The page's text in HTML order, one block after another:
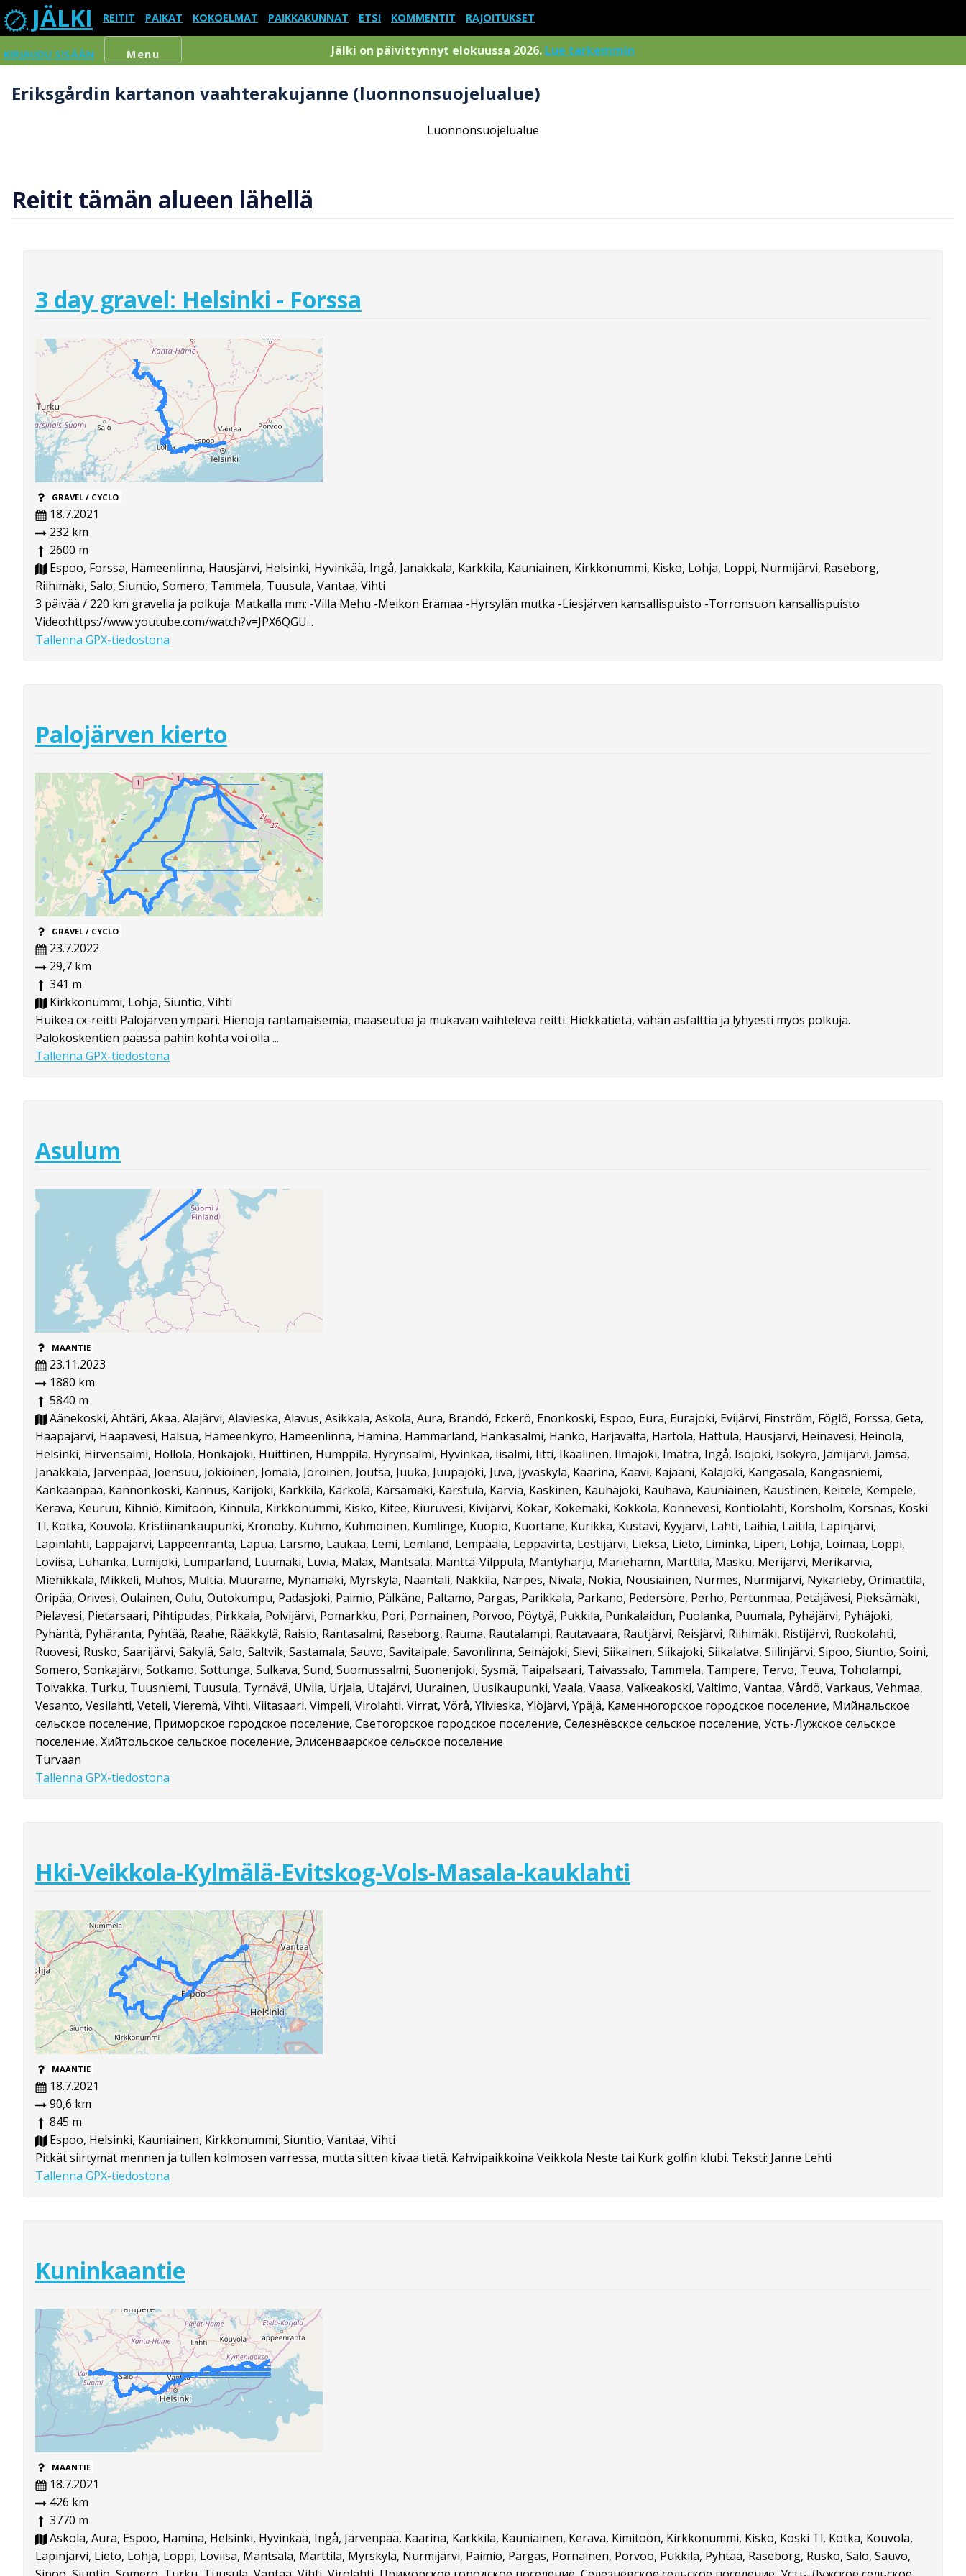
JÄLKI REITIT PAIKAT KOKOELMAT PAIKKAKUNNAT ETSI KOMMENTIT RAJOITUKSET
KIRJAUDU SISÄÄN Menu Jälki on päivittynnyt elokuussa 2026. Lue tarkemmin
Eriksgårdin kartanon vaahterakujanne (luonnonsuojelualue)
Luonnonsuojelualue
Reitit tämän alueen lähellä
3 day gravel: Helsinki - Forssa
GRAVEL / CYCLO
18.7.2021
232 km
2600 m
Espoo, Forssa, Hämeenlinna, Hausjärvi, Helsinki, Hyvinkää, Ingå, Janakkala, Karkkila, Kauniainen, Kirkkonummi, Kisko, Lohja, Loppi, Nurmijärvi, Raseborg,
Riihimäki, Salo, Siuntio, Somero, Tammela, Tuusula, Vantaa, Vihti
3 päivää / 220 km gravelia ja polkuja. Matkalla mm: -Villa Mehu -Meikon Erämaa -Hyrsylän mutka -Liesjärven kansallispuisto -Torronsuon kansallispuisto
Video:https://www.youtube.com/watch?v=JPX6QGU...
Tallenna GPX-tiedostona
Palojärven kierto
GRAVEL / CYCLO
23.7.2022
29,7 km
341 m
Kirkkonummi, Lohja, Siuntio, Vihti
Huikea cx-reitti Palojärven ympäri. Hienoja rantamaisemia, maaseutua ja mukavan vaihteleva reitti. Hiekkatietä, vähän asfalttia ja lyhyesti myös polkuja.
Palokoskentien päässä pahin kohta voi olla ...
Tallenna GPX-tiedostona
Asulum
MAANTIE
23.11.2023
1880 km
5840 m
Äänekoski, Ähtäri, Akaa, Alajärvi, Alavieska, Alavus, Asikkala, Askola, Aura, Brändö, Eckerö, Enonkoski, Espoo, Eura, Eurajoki, Evijärvi, Finström, Föglö, Forssa, Geta,
Haapajärvi, Haapavesi, Halsua, Hämeenkyrö, Hämeenlinna, Hamina, Hammarland, Hankasalmi, Hanko, Harjavalta, Hartola, Hattula, Hausjärvi, Heinävesi, Heinola,
Helsinki, Hirvensalmi, Hollola, Honkajoki, Huittinen, Humppila, Hyrynsalmi, Hyvinkää, Iisalmi, Iitti, Ikaalinen, Ilmajoki, Imatra, Ingå, Isojoki, Isokyrö, Jämijärvi, Jämsä,
Janakkala, Järvenpää, Joensuu, Jokioinen, Jomala, Joroinen, Joutsa, Juuka, Juupajoki, Juva, Jyväskylä, Kaarina, Kaavi, Kajaani, Kalajoki, Kangasala, Kangasniemi,
Kankaanpää, Kannonkoski, Kannus, Karijoki, Karkkila, Kärkölä, Kärsämäki, Karstula, Karvia, Kaskinen, Kauhajoki, Kauhava, Kauniainen, Kaustinen, Keitele, Kempele,
Kerava, Keuruu, Kihniö, Kimitoön, Kinnula, Kirkkonummi, Kisko, Kitee, Kiuruvesi, Kivijärvi, Kökar, Kokemäki, Kokkola, Konnevesi, Kontiolahti, Korsholm, Korsnäs, Koski
Tl, Kotka, Kouvola, Kristiinankaupunki, Kronoby, Kuhmo, Kuhmoinen, Kumlinge, Kuopio, Kuortane, Kurikka, Kustavi, Kyyjärvi, Lahti, Laihia, Laitila, Lapinjärvi,
Lapinlahti, Lappajärvi, Lappeenranta, Lapua, Larsmo, Laukaa, Lemi, Lemland, Lempäälä, Leppävirta, Lestijärvi, Lieksa, Lieto, Liminka, Liperi, Lohja, Loimaa, Loppi,
Loviisa, Luhanka, Lumijoki, Lumparland, Luumäki, Luvia, Malax, Mäntsälä, Mänttä-Vilppula, Mäntyharju, Mariehamn, Marttila, Masku, Merijärvi, Merikarvia,
Miehikkälä, Mikkeli, Muhos, Multia, Muurame, Mynämäki, Myrskylä, Naantali, Nakkila, Närpes, Nivala, Nokia, Nousiainen, Nurmes, Nurmijärvi, Nykarleby, Orimattila,
Oripää, Orivesi, Oulainen, Oulu, Outokumpu, Padasjoki, Paimio, Pälkäne, Paltamo, Pargas, Parikkala, Parkano, Pedersöre, Perho, Pertunmaa, Petäjävesi, Pieksämäki,
Pielavesi, Pietarsaari, Pihtipudas, Pirkkala, Polvijärvi, Pomarkku, Pori, Pornainen, Porvoo, Pöytyä, Pukkila, Punkalaidun, Puolanka, Puumala, Pyhäjärvi, Pyhäjoki,
Pyhäntä, Pyhäranta, Pyhtää, Raahe, Rääkkylä, Raisio, Rantasalmi, Raseborg, Rauma, Rautalampi, Rautavaara, Rautjärvi, Reisjärvi, Riihimäki, Ristijärvi, Ruokolahti,
Ruovesi, Rusko, Saarijärvi, Säkylä, Salo, Saltvik, Sastamala, Sauvo, Savitaipale, Savonlinna, Seinäjoki, Sievi, Siikainen, Siikajoki, Siikalatva, Siilinjärvi, Sipoo, Siuntio, Soini,
Somero, Sonkajärvi, Sotkamo, Sottunga, Sulkava, Sund, Suomussalmi, Suonenjoki, Sysmä, Taipalsaari, Taivassalo, Tammela, Tampere, Tervo, Teuva, Toholampi,
Toivakka, Turku, Tuusniemi, Tuusula, Tyrnävä, Ulvila, Urjala, Utajärvi, Uurainen, Uusikaupunki, Vaala, Vaasa, Valkeakoski, Valtimo, Vantaa, Vårdö, Varkaus, Vehmaa,
Vesanto, Vesilahti, Veteli, Vieremä, Vihti, Viitasaari, Vimpeli, Virolahti, Virrat, Vörå, Ylivieska, Ylöjärvi, Ypäjä, Каменногорское городское поселение, Мийнальское
сельское поселение, Приморское городское поселение, Светогорское городское поселение, Селезнёвское сельское поселение, Усть-Лужское сельское
поселение, Хийтольское сельское поселение, Элисенваарское сельское поселение
Turvaan
Tallenna GPX-tiedostona
Hki-Veikkola-Kylmälä-Evitskog-Vols-Masala-kauklahti
MAANTIE
18.7.2021
90,6 km
845 m
Espoo, Helsinki, Kauniainen, Kirkkonummi, Siuntio, Vantaa, Vihti
Pitkät siirtymät mennen ja tullen kolmosen varressa, mutta sitten kivaa tietä. Kahvipaikkoina Veikkola Neste tai Kurk golfin klubi. Teksti: Janne Lehti
Tallenna GPX-tiedostona
Kuninkaantie
MAANTIE
18.7.2021
426 km
3770 m
Askola, Aura, Espoo, Hamina, Helsinki, Hyvinkää, Ingå, Järvenpää, Kaarina, Karkkila, Kauniainen, Kerava, Kimitoön, Kirkkonummi, Kisko, Koski Tl, Kotka, Kouvola,
Lapinjärvi, Lieto, Lohja, Loppi, Loviisa, Mäntsälä, Marttila, Myrskylä, Nurmijärvi, Paimio, Pargas, Pornainen, Porvoo, Pukkila, Pyhtää, Raseborg, Rusko, Salo, Sauvo,